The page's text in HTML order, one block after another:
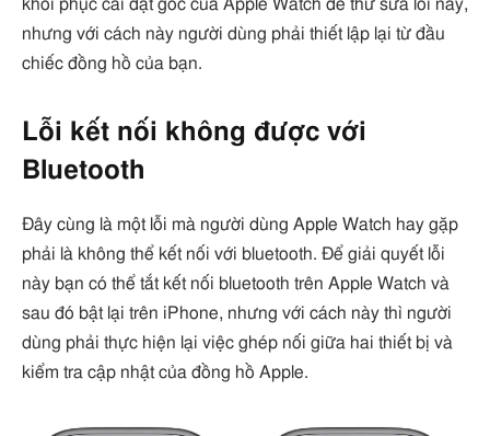
khôi phục cài đặt gốc của Apple Watch để thử sửa lỗi này,
nhưng với cách này người dùng phải thiết lập lại từ đầu
chiếc đồng hồ của bạn.
Lỗi kết nối không được với
Bluetooth
Đây cùng là một lỗi mà người dùng Apple Watch hay gặp
phải là không thể kết nối với bluetooth. Để giải quyết lỗi
này bạn có thể tắt kết nối bluetooth trên Apple Watch và
sau đó bật lại trên iPhone, nhưng với cách này thì người
dùng phải thực hiện lại việc ghép nối giữa hai thiết bị và
kiểm tra cập nhật của đồng hồ Apple.